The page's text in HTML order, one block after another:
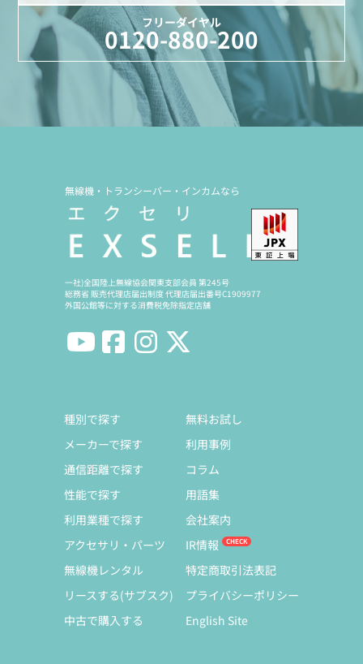
フリーダイヤル
0120-880-200
無線機・トランシーバー・インカムなら
一社)全国陸上無線協会関東支部会員 第245号
総務省 販売代理店届出制度 代理店届出番号C1909977
外国公館等に対する消費税免除指定店舗
種別で探す
メーカーで探す
通信距離で探す
性能で探す
利用業種で探す
アクセサリ・パーツ
無線機レンタル
リースする(サブスク)
中古で購入する
無料お試し
利用事例
コラム
用語集
会社案内
IR情報
特定商取引法表記
プライバシーポリシー
English Site